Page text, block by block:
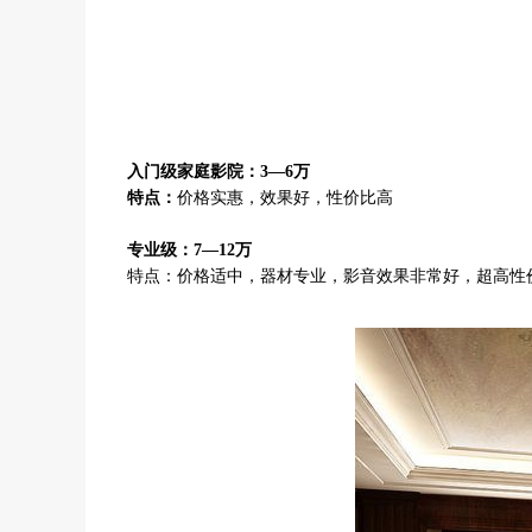
入门级家庭影院：3—6万
特点： 价格实惠，效果好，性价比高
专业级：7—12万
特点：价格适中，器材专业，影音效果非常好，超高性